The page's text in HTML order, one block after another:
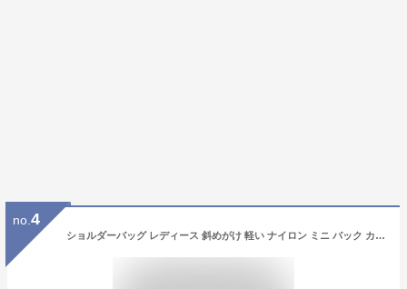
no. 4
ショルダーバッグ レディース 斜めがけ 軽い ナイロン ミニ バック カバン 肩掛け 小さめ 軽量 撥水 大人 おしゃれ シンプル 通勤 通学 普段使い 旅行 多収納 無地 アウトドア